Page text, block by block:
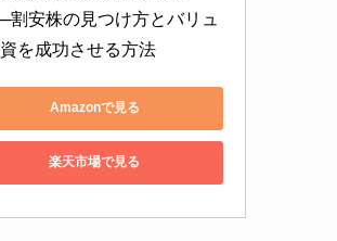
割安株の見つけ方とバリュ
を成功させる方法
Amazonで見る
楽天市場で見る